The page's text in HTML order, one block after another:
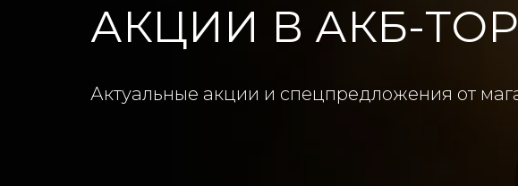
АКЦИИ В АКБ-
Актуальные акции и спецпредложения от